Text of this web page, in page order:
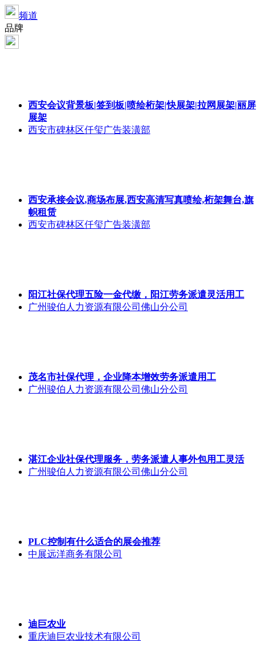
频道
品牌
西安会议背景板|签到板|喷绘桁架|快展架|拉网展架|丽屏
展架
西安市碑林区仟玺广告装潢部
西安承接会议,商场布展,西安高清写真喷绘,桁架舞台,旗
帜租赁
西安市碑林区仟玺广告装潢部
阳江社保代理五险一金代缴，阳江劳务派遣灵活用工
广州骏伯人力资源有限公司佛山分公司
茂名市社保代理，企业降本增效劳务派遣用工
广州骏伯人力资源有限公司佛山分公司
湛江企业社保代理服务，劳务派遣人事外包用工灵活
广州骏伯人力资源有限公司佛山分公司
PLC控制有什么适合的展会推荐
中展远洋商务有限公司
迪巨农业
重庆迪巨农业技术有限公司